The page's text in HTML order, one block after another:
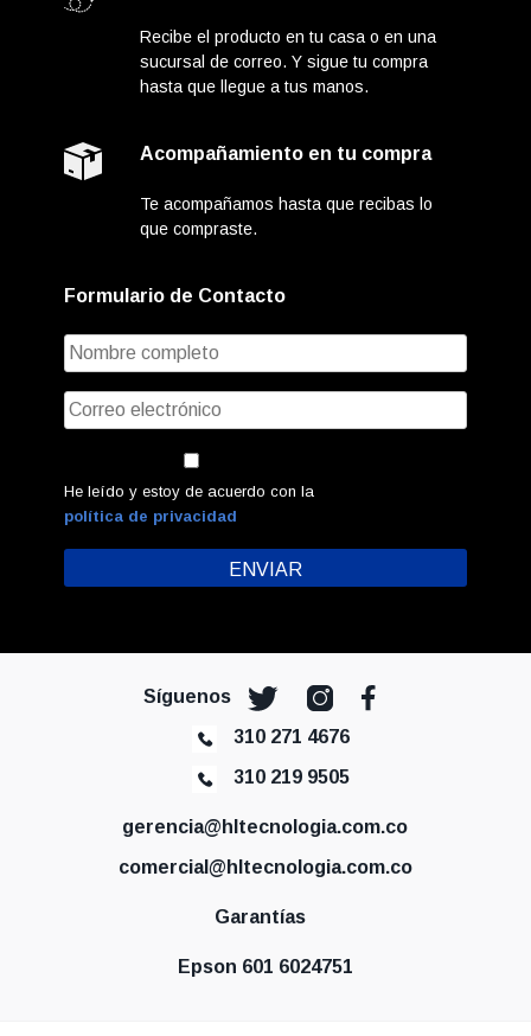
Recibe el producto en tu casa o en una
sucursal de correo. Y sigue tu compra
hasta que llegue a tus manos.
Acompañamiento en tu compra
Te acompañamos hasta que recibas lo
que compraste.
Formulario de Contacto
He leído y estoy de acuerdo con la
política de privacidad
Síguenos
310 271 4676
310 219 9505
gerencia@hltecnologia.com.co
comercial@hltecnologia.com.co
Garantías
Epson 601 6024751